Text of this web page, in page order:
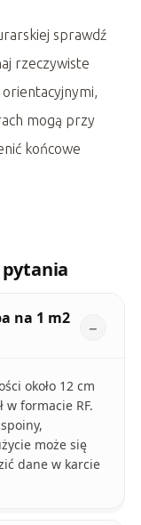
sprawdź
rzeczywiste
mogą przy
końcowe
pytania
na 1 m2
około 12 cm
formacie RF.
może się
dane w karcie